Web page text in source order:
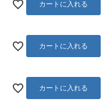
カートに入れる
カートに入れる
カートに入れる